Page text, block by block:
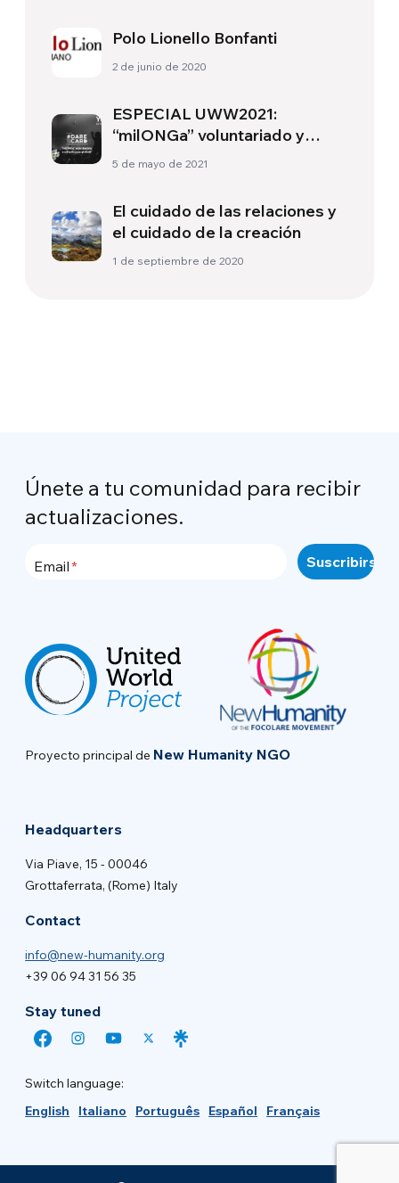
Polo Lionello Bonfanti
2 de junio de 2020
ESPECIAL UWW2021:
“milONGa” voluntariado y
ciudadanía global
5 de mayo de 2021
El cuidado de las relaciones y
el cuidado de la creación
1 de septiembre de 2020
Únete a tu comunidad para recibir
actualizaciones.
Email
Proyecto principal de New Humanity NGO
Headquarters
Via Piave, 15 - 00046
Grottaferrata, (Rome) Italy
Contact
info@new-humanity.org
+39 06 94 31 56 35
Stay tuned
Switch language:
English
Italiano Português Español Français